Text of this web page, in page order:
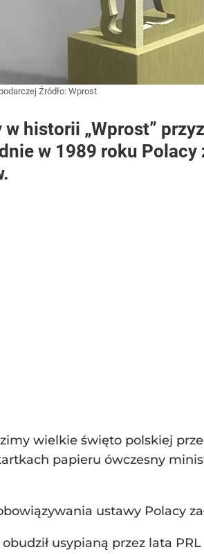
Źródło: Wprost
w historii „Wprost”
w 1989 roku
wielkie święto polskiej
papieru ówczesny
ustawy Polacy
obudził usypianą przez lata